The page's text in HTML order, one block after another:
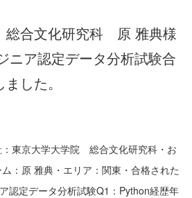
合文化研究科 原 雅典様
ニア認定データ分析試験合
した。
東京大学大学院 総合文化研究科・お
：原 雅典・エリア：関東・合格された
認定データ分析試験Q1：Python経歴年